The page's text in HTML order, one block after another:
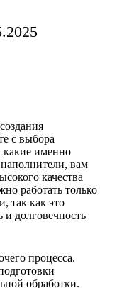
с выбора
какие именно
вам
качества
работать только
так как это
долговечность
процесса.
обработки.